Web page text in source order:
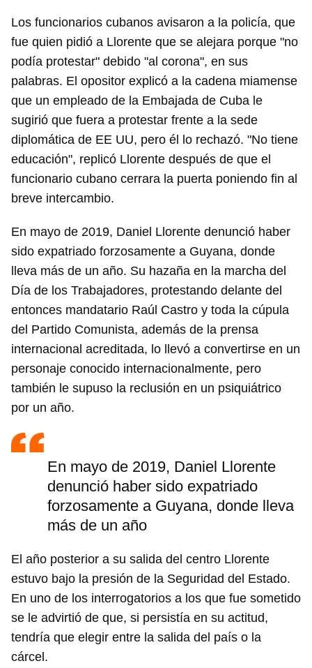
Los funcionarios cubanos avisaron a la policía, que
fue quien pidió a Llorente que se alejara porque "no
podía protestar" debido "al corona", en sus
palabras. El opositor explicó a la cadena miamense
que un empleado de la Embajada de Cuba le
sugirió que fuera a protestar frente a la sede
diplomática de EE UU, pero él lo rechazó. "No tiene
educación", replicó Llorente después de que el
funcionario cubano cerrara la puerta poniendo fin al
breve intercambio.
En mayo de 2019, Daniel Llorente denunció haber
sido expatriado forzosamente a Guyana, donde
lleva más de un año. Su hazaña en la marcha del
Día de los Trabajadores, protestando delante del
entonces mandatario Raúl Castro y toda la cúpula
del Partido Comunista, además de la prensa
internacional acreditada, lo llevó a convertirse en un
personaje conocido internacionalmente, pero
también le supuso la reclusión en un psiquiátrico
por un año.
En mayo de 2019, Daniel Llorente
denunció haber sido expatriado
forzosamente a Guyana, donde lleva
más de un año
El año posterior a su salida del centro Llorente
estuvo bajo la presión de la Seguridad del Estado.
En uno de los interrogatorios a los que fue sometido
se le advirtió de que, si persistía en su actitud,
tendría que elegir entre la salida del país o la
cárcel.